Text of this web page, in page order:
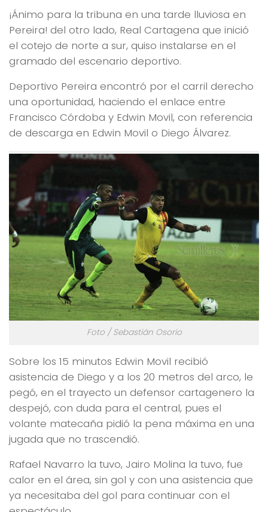
¡Ánimo para la tribuna en una tarde lluviosa en
Pereira! del otro lado, Real Cartagena que inició
el cotejo de norte a sur, quiso instalarse en el
gramado del escenario deportivo.
Deportivo Pereira encontró por el carril derecho
una oportunidad, haciendo el enlace entre
Francisco Córdoba y Edwin Movil, con referencia
de descarga en Edwin Movil o Diego Álvarez.
Foto / Sebastián Osorio
Sobre los 15 minutos Edwin Movil recibió
asistencia de Diego y a los 20 metros del arco, le
pegó, en el trayecto un defensor cartagenero la
despejó, con duda para el central, pues el
volante matecaña pidió la pena máxima en una
jugada que no trascendió.
Rafael Navarro la tuvo, Jairo Molina la tuvo, fue
calor en el área, sin gol y con una asistencia que
ya necesitaba del gol para continuar con el